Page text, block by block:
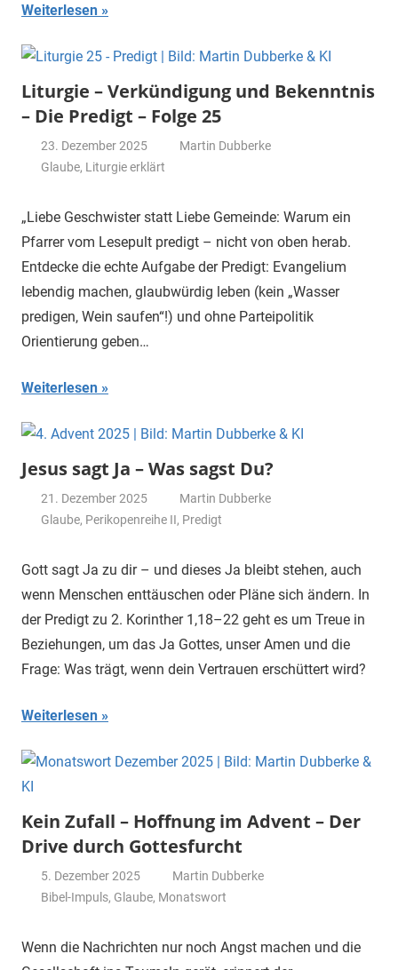
Weiterlesen
Liturgie – Verkündigung und Bekenntnis
– Die Predigt – Folge 25
23. Dezember 2025
Martin Dubberke
Glaube, Liturgie erklärt
„Liebe Geschwister statt Liebe Gemeinde: Warum ein
Pfarrer vom Lesepult predigt – nicht von oben herab.
Entdecke die echte Aufgabe der Predigt: Evangelium
lebendig machen, glaubwürdig leben (kein „Wasser
predigen, Wein saufen“!) und ohne Parteipolitik
Orientierung geben…
Weiterlesen
Jesus sagt Ja – Was sagst Du?
21. Dezember 2025
Martin Dubberke
Glaube, Perikopenreihe II, Predigt
Gott sagt Ja zu dir – und dieses Ja bleibt stehen, auch
wenn Menschen enttäuschen oder Pläne sich ändern. In
der Predigt zu 2. Korinther 1,18–22 geht es um Treue in
Beziehungen, um das Ja Gottes, unser Amen und die
Frage: Was trägt, wenn dein Vertrauen erschüttert wird?
Weiterlesen
Kein Zufall – Hoffnung im Advent – Der
Drive durch Gottesfurcht
5. Dezember 2025
Martin Dubberke
Bibel-Impuls, Glaube, Monatswort
Wenn die Nachrichten nur noch Angst machen und die